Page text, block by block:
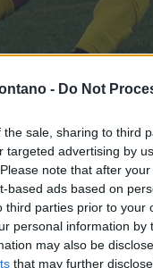
- Do Not
the sale, sharing to third
targeted advertising by
note that after
based ads based on
third parties prior to
personal information by
may also be
that may further
SC Vila Pouca e GD
a sorrir à equipa da
o SC Vila Pouca